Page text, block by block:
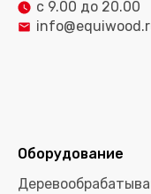
с 9.00 до 20.00
Оборудование